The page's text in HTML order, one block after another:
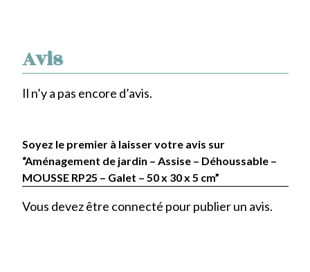
Avis
Il n’y a pas encore d’avis.
Soyez le premier à laisser votre avis sur
“Aménagement de jardin – Assise – Déhoussable –
MOUSSE RP25 – Galet – 50 x 30 x 5 cm”
Vous devez être connecté pour publier un avis.